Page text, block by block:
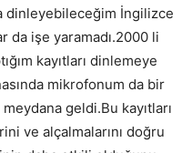
dinleyebileceğim İngilizce
da işe yaramadı.2000 li
kayıtları dinlemeye
mikrofonum da bir
geldi.Bu kayıtları
ve alçalmalarını doğru